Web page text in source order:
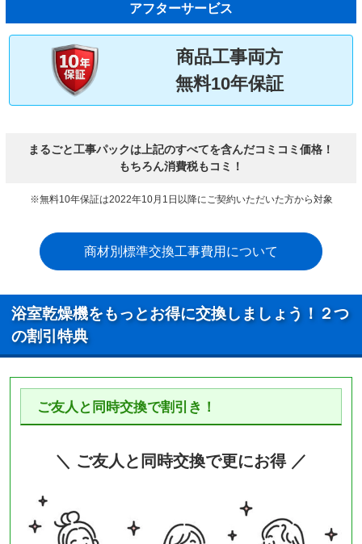
アフターサービス
商品工事両方
無料10年保証
まるごと工事パックは上記のすべてを含んだコミコミ価格！
もちろん消費税もコミ！
※無料10年保証は2022年10月1日以降にご契約いただいた方から対象
商材別標準交換工事費用について
浴室乾燥機をもっとお得に交換しましょう！２つ
の割引特典
ご友人と同時交換で割引き！
＼ ご友人と同時交換で更にお得 ／